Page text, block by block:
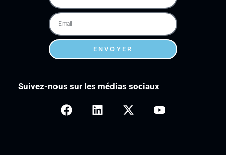
ENVOYER
Suivez-nous sur les médias sociaux